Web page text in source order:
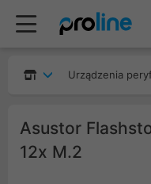
Urządzenia
Asustor
12x M.2